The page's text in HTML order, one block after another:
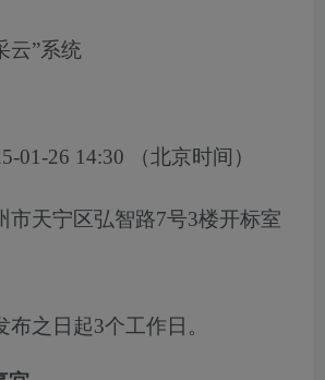
云”系统
01-26 14:30 （北京时间）
市天宁区弘智路7号3楼开标室
布之日起3个工作日。